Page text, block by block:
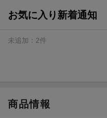
が当たる！
楽天モバイル紹介キャン
条件達成で楽天限定・宝
お気に入り新着通知
未追加： 2件
商品情報